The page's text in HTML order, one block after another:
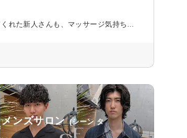
ンズサロン (シーン タ